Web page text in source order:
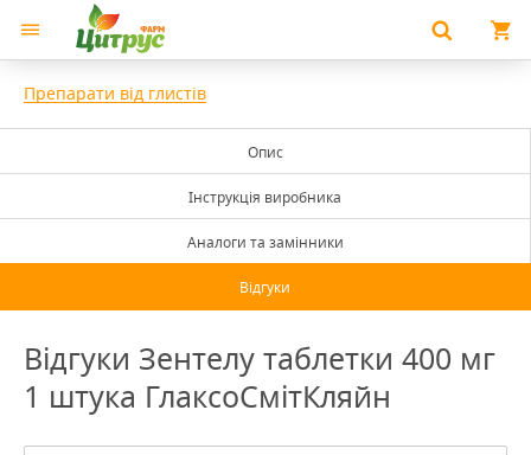
Препарати від глистів
Опис
Інструкція виробника
Аналоги та замінники
Відгуки
Відгуки Зентелу таблетки 400 мг
1 штука ГлаксоСмітКляйн